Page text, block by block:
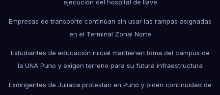
ejecución del hospital de Ilave
Empresas de transporte continúan sin usar las rampas asignadas
en el Terminal Zonal Norte
Estudiantes de educación inicial mantienen toma del campus de
la UNA Puno y exigen terreno para su futura infraestructura
Exdirigentes de Juliaca protestan en Puno y piden continuidad de